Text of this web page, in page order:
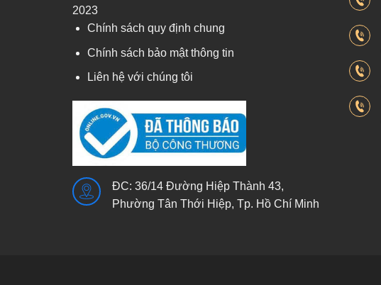
2023
Chính sách quy định chung
Chính sách bảo mật thông tin
Liên hệ với chúng tôi
ĐC: 36/14 Đường Hiệp Thành 43,
Phường Tân Thới Hiệp, Tp. Hồ Chí Minh